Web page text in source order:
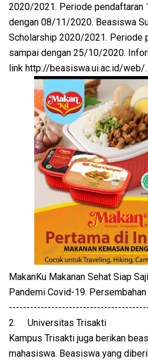
2020/2021. Periode
dengan 08/11/2020. Beasiswa
Scholarship 2020/2021. Periode
sampai dengan 25/10/2020.
link http://beasiswa.ui.ac.id/web/.
MakanKu Makanan Sehat Siap
Pandemi Covid-19.
2.
Universitas Trisakti
Kampus Trisakti juga berikan
mahasiswa. Beasiswa yang